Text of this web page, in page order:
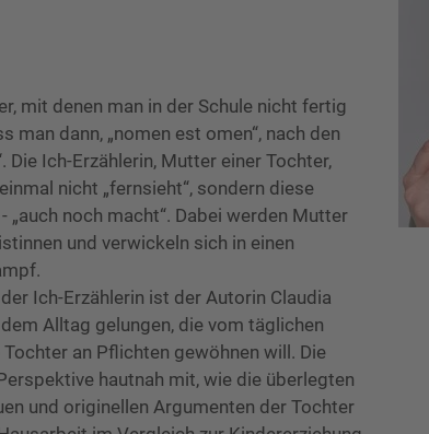
mit denen man in der Schule nicht fertig
dann, „nomen est omen“, nach den
Die Ich-Erzählerin, Mutter einer Tochter,
nicht „fernsieht“, sondern diese
noch macht“. Dabei werden Mutter
und verwickeln sich in einen
Ich-Erzählerin ist der Autorin Claudia
Alltag gelungen, die vom täglichen
an Pflichten gewöhnen will. Die
hautnah mit, wie die überlegten
und originellen Argumenten der Tochter